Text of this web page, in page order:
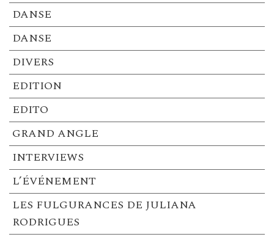
DANSE
DANSE
DIVERS
EDITION
EDITO
GRAND ANGLE
INTERVIEWS
L’ÉVÉNEMENT
LES FULGURANCES DE JULIANA
RODRIGUES